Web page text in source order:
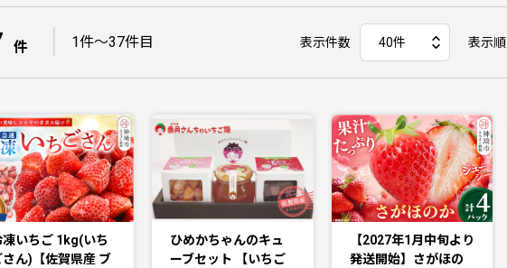
件 1件〜37件目 表示件数 表示順
凍いちご 1kg(いち
さん)【佐賀県産 ブ
ひめかちゃんのキュ
ーブセット 【いちご
【2027年1月中旬より
発送開始】さがほの